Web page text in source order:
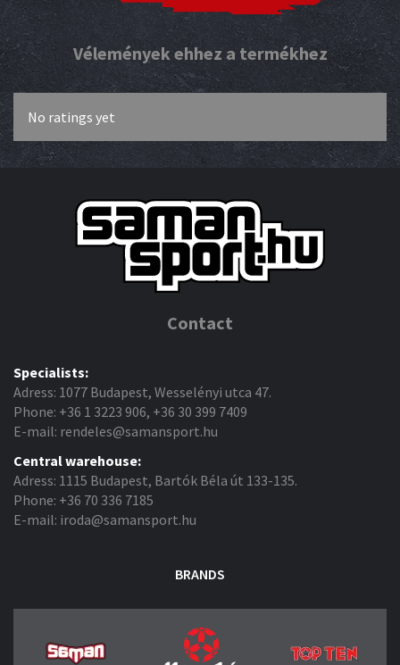
Vélemények ehhez a termékhez
No ratings yet
Contact
Specialists:
Adress: 1077 Budapest, Wesselényi utca 47.
Phone: +36 1 3223 906, +36 30 399 7409
E-mail: rendeles@samansport.hu
Central warehouse:
Adress: 1115 Budapest, Bartók Béla út 133-135.
Phone: +36 70 336 7185
E-mail: iroda@samansport.hu
BRANDS